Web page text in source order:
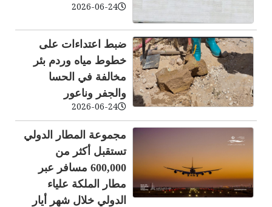
2026-06-24
ضبط اعتداءات على
خطوط مياه وردم بئر
مخالفة في الحسا
والجفر وناعور
2026-06-24
مجموعة المطار الدولي
تستقبل أكثر من
600,000 مسافر عبر
مطار الملكة علياء
الدولي خلال شهر أيار